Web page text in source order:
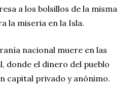
a los bolsillos de la misma
la miseria en la Isla.
nacional muere en las
donde el dinero del pueblo
capital privado y anónimo.